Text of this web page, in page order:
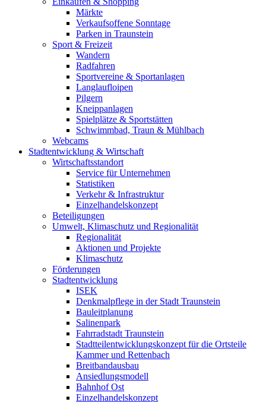
Märkte
Verkaufsoffene Sonntage
Parken in Traunstein
Sport & Freizeit
Wandern
Radfahren
Sportvereine & Sportanlagen
Langlaufloipen
Pilgern
Kneippanlagen
Spielplätze & Sportstätten
Schwimmbad, Traun & Mühlbach
Webcams
Stadtentwicklung & Wirtschaft
Wirtschaftsstandort
Service für Unternehmen
Statistiken
Verkehr & Infrastruktur
Einzelhandelskonzept
Beteiligungen
Umwelt, Klimaschutz und Regionalität
Regionalität
Aktionen und Projekte
Klimaschutz
Förderungen
Stadtentwicklung
ISEK
Denkmalpflege in der Stadt Traunstein
Bauleitplanung
Salinenpark
Fahrradstadt Traunstein
Stadtteilentwicklungskonzept für die Ortsteile
Kammer und Rettenbach
Breitbandausbau
Ansiedlungsmodell
Bahnhof Ost
Einzelhandelskonzept